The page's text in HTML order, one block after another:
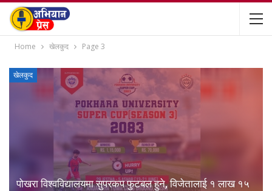
Home खेलकुद Page 3
खेलकुद
पोखरा विश्वविद्यालयमा सुपरकप फुटबल हुने, विजेतालाई १ लाख १५